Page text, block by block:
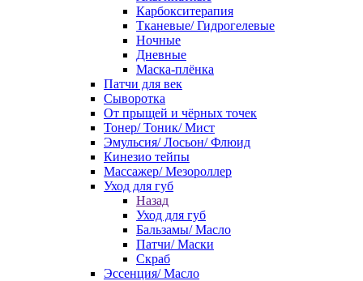
Карбокситерапия
Тканевые/ Гидрогелевые
Ночные
Дневные
Маска-плёнка
Патчи для век
Сыворотка
От прыщей и чёрных точек
Тонер/ Тоник/ Мист
Эмульсия/ Лосьон/ Флюид
Кинезио тейпы
Массажер/ Мезороллер
Уход для губ
Назад
Уход для губ
Бальзамы/ Масло
Патчи/ Маски
Скраб
Эссенция/ Масло